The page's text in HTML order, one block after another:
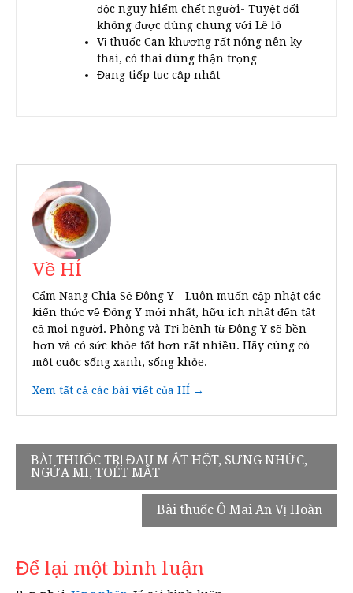
độc nguy hiểm chết người- Tuyệt đối
không được dùng chung với Lê lô
Vị thuốc Can khương rất nóng nên kỵ
thai, có thai dùng thận trọng
Đang tiếp tục cập nhật
Về HÍ
Cẩm Nang Chia Sẻ Đông Y - Luôn muốn cập nhật các
kiến thức về Đông Y mới nhất, hữu ích nhất đến tất
cả mọi người. Phòng và Trị bệnh từ Đông Y sẽ bền
hơn và có sức khỏe tốt hơn rất nhiều. Hãy cùng có
một cuộc sống xanh, sống khỏe.
Xem tất cả các bài viết của HÍ →
Điều
hướng
BÀI THUỐC TRỊ ĐAU M ẮT HỘT, SƯNG NHỨC,
NGỨA MI, TOÉT MẮT
Bài thuốc Ô Mai An Vị Hoàn
Để lại một bình luận